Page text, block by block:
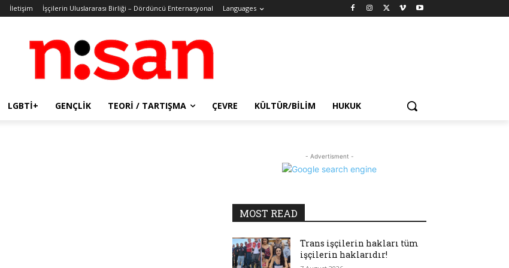
İletişim İşçilerin Uluslararası Birliği – Dördüncü Enternasyonal Languages
LGBTİ+ GENÇLIK TEORI / TARTIŞMA ÇEVRE KÜLTÜR/BILIM HUKUK
- Advertisment -
MOST READ
Trans işçilerin hakları tüm
işçilerin haklarıdır!